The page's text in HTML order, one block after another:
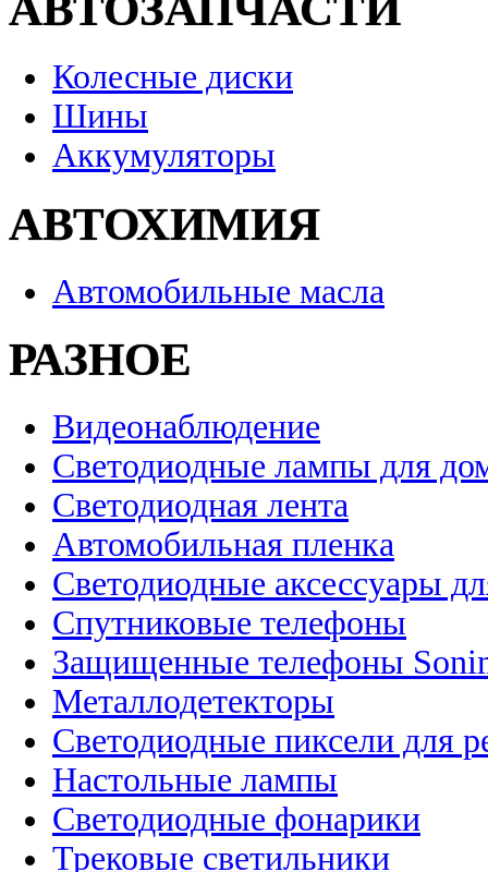
Колесные диски
Шины
Аккумуляторы
АВТОХИМИЯ
Автомобильные масла
РАЗНОЕ
Видеонаблюдение
Светодиодные лампы для
Светодиодная лента
Автомобильная пленка
Светодиодные аксессуары
Спутниковые телефоны
Защищенные телефоны
Металлодетекторы
Светодиодные пиксели для
Настольные лампы
Светодиодные фонарики
Трековые светильники